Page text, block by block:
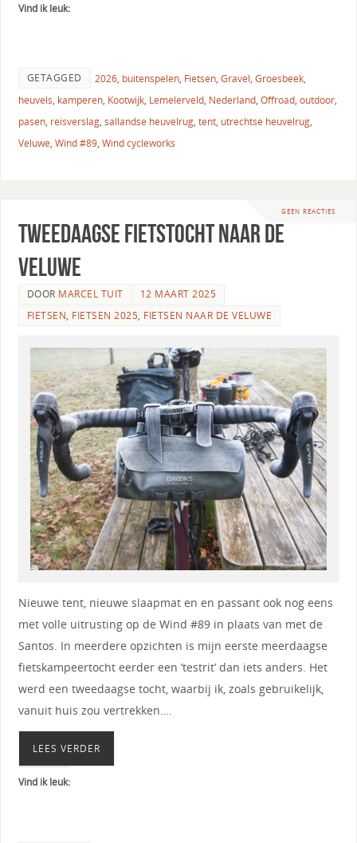
Vind ik leuk:
GETAGGED 2026, buitenspelen, Fietsen, Gravel, Groesbeek,
heuvels, kamperen, Kootwijk, Lemelerveld, Nederland, Offroad, outdoor,
pasen, reisverslag, sallandse heuvelrug, tent, utrechtse heuvelrug,
Veluwe, Wind #89, Wind cycleworks
GEEN REACTIES
Tweedaagse fietstocht naar de
Veluwe
DOOR MARCEL TUIT
12 MAART 2025
FIETSEN, FIETSEN 2025, FIETSEN NAAR DE VELUWE
Nieuwe tent, nieuwe slaapmat en en passant ook nog eens
met volle uitrusting op de Wind #89 in plaats van met de
Santos. In meerdere opzichten is mijn eerste meerdaagse
fietskampeertocht eerder een ’testrit’ dan iets anders. Het
werd een tweedaagse tocht, waarbij ik, zoals gebruikelijk,
vanuit huis zou vertrekken….
LEES VERDER
Vind ik leuk: